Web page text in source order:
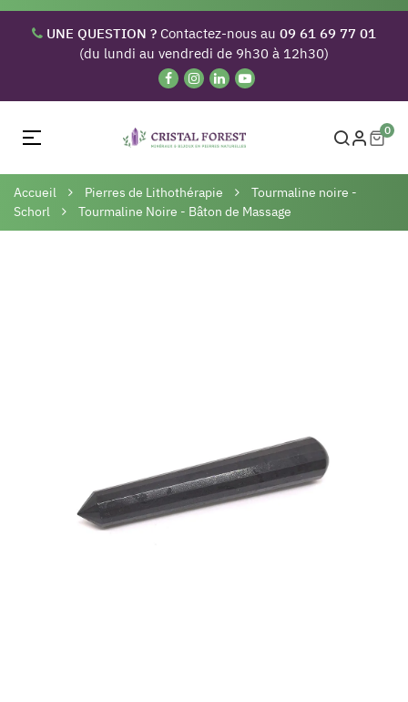
UNE QUESTION ? Contactez-nous au 09 61 69 77 01
(du lundi au vendredi de 9h30 à 12h30)
Basculer
navigation
☰ 0
Accueil Pierres de Lithothérapie
Tourmaline noire -
Schorl
Tourmaline Noire - Bâton de Massage